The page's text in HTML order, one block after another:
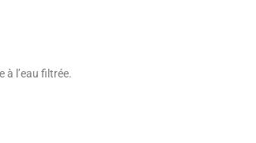
à l’eau filtrée.